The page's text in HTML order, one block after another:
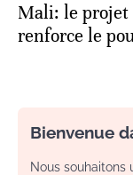
Mali: le projet
renforce le
Bienvenue
Nous souhaitons